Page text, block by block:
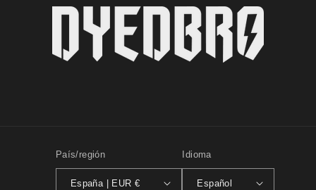
País/región
España | EUR €
Idioma
Español